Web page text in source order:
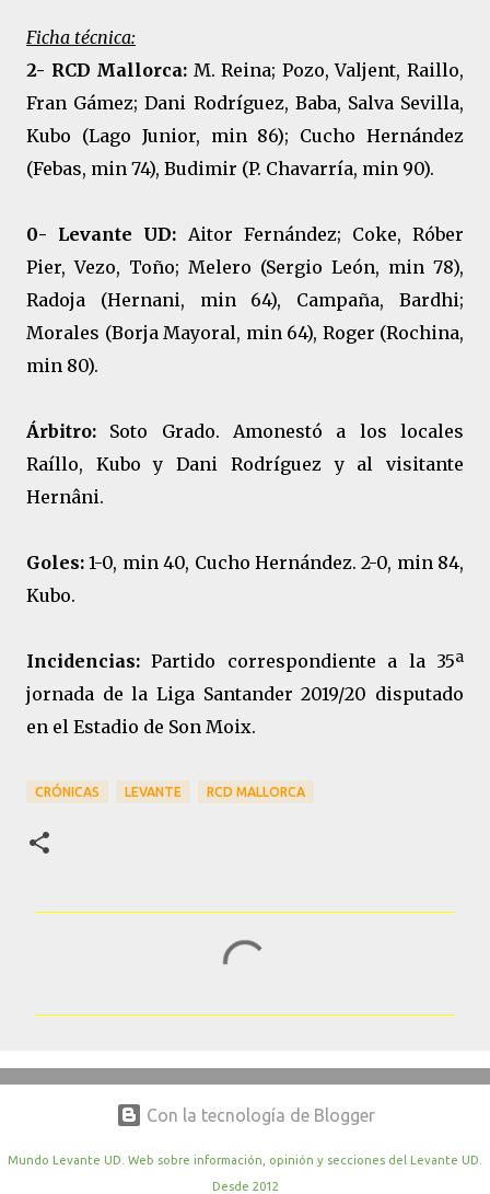
Ficha técnica:
2- RCD Mallorca: M. Reina; Pozo, Valjent, Raillo,
Fran Gámez; Dani Rodríguez, Baba, Salva Sevilla,
Kubo (Lago Junior, min 86); Cucho Hernández
(Febas, min 74), Budimir (P. Chavarría, min 90).
0- Levante UD: Aitor Fernández; Coke, Róber
Pier, Vezo, Toño; Melero (Sergio León, min 78),
Radoja (Hernani, min 64), Campaña, Bardhi;
Morales (Borja Mayoral, min 64), Roger (Rochina,
min 80).
Árbitro: Soto Grado. Amonestó a los locales
Raíllo, Kubo y Dani Rodríguez y al visitante
Hernâni.
Goles:1-0, min 40, Cucho Hernández. 2-0, min 84,
Kubo.
Incidencias:Partido correspondiente a la 35ª
jornada de la Liga Santander 2019/20 disputado
en el Estadio de Son Moix.
CRÓNICAS LEVANTE RCD MALLORCA
n
r
Con la tecnología de Blogger
Mundo Levante UD. Web sobre información, opinión y secciones del Levante UD.
Desde 2012